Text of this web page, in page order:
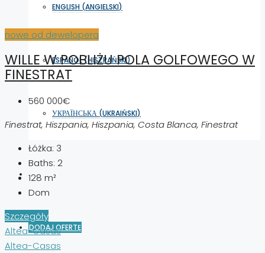
ENGLISH (ANGIELSKI)
ESPAÑOL(HISZPAŃSKI)
УКРАЇНСЬКА (UKRAIŃSKI)
DODAJ OFERTĘ
nowe od dewelopera
WILLE W POBLIŻU POLA GOLFOWEGO W
FINESTRAT
560 000€
Finestrat, Hiszpania, Hiszpania, Costa Blanca, Finestrat
Łóżka: 3
Baths: 2
128 m²
Dom
Szczegóły
Altea-Casas
Altea-Casas